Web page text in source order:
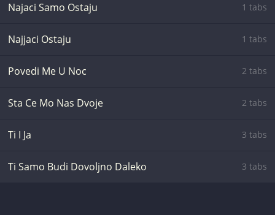
Najaci Samo Ostaju 1 tabs
Najjaci Ostaju 1 tabs
Povedi Me U Noc 2 tabs
Sta Ce Mo Nas Dvoje 2 tabs
Ti I Ja 3 tabs
Ti Samo Budi Dovoljno Daleko 3 tabs